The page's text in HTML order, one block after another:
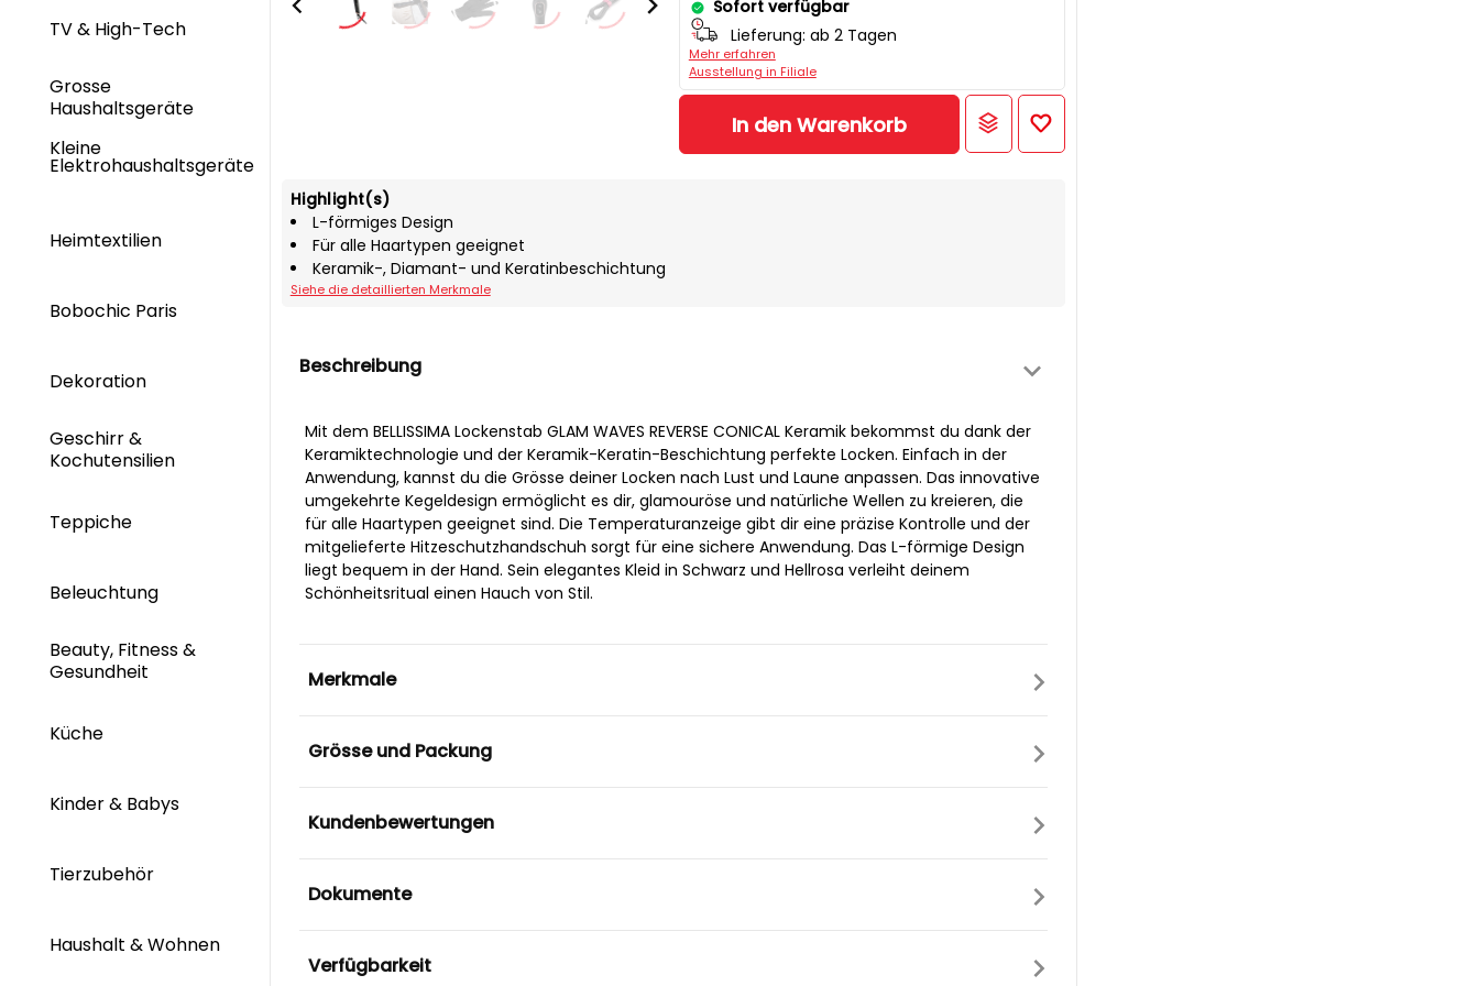
TV & High-Tech
Grosse
Haushaltsgeräte
Kleine
Elektrohaushaltsgeräte
Heimtextilien
Bobochic Paris
Dekoration
Geschirr &
Kochutensilien
Teppiche
Beleuchtung
Beauty, Fitness &
Gesundheit
Küche
Kinder & Babys
Tierzubehör
Haushalt & Wohnen
Sofort verfügbar
Lieferung: ab 2 Tagen
Mehr erfahren
Ausstellung in Filiale
In den Warenkorb
Highlight(s)
L-förmiges Design
Für alle Haartypen geeignet
Keramik-, Diamant- und Keratinbeschichtung
Siehe die detaillierten Merkmale
Beschreibung
Mit dem BELLISSIMA Lockenstab GLAM WAVES REVERSE CONICAL Keramik bekommst du dank der
Keramiktechnologie und der Keramik-Keratin-Beschichtung perfekte Locken. Einfach in der
Anwendung, kannst du die Grösse deiner Locken nach Lust und Laune anpassen. Das innovative
umgekehrte Kegeldesign ermöglicht es dir, glamouröse und natürliche Wellen zu kreieren, die
für alle Haartypen geeignet sind. Die Temperaturanzeige gibt dir eine präzise Kontrolle und der
mitgelieferte Hitzeschutzhandschuh sorgt für eine sichere Anwendung. Das L-förmige Design
liegt bequem in der Hand. Sein elegantes Kleid in Schwarz und Hellrosa verleiht deinem
Schönheitsritual einen Hauch von Stil.
Merkmale
Grösse und Packung
Kundenbewertungen
Dokumente
Verfügbarkeit